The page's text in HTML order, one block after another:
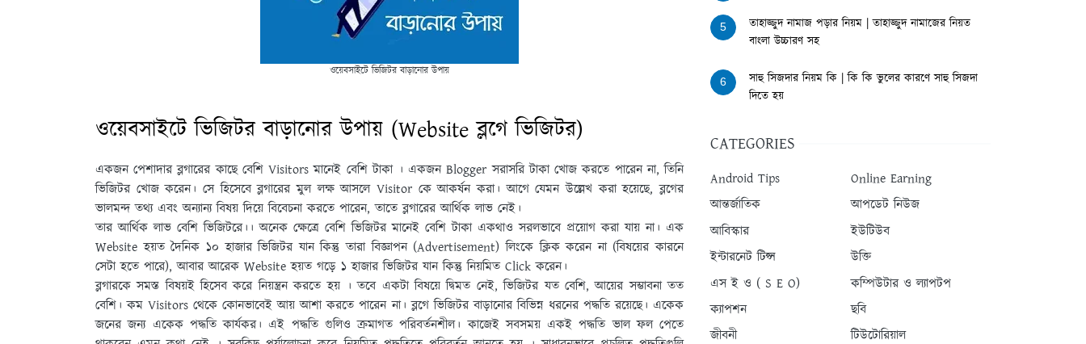
ওয়েবসাইটে ভিজিটর বাড়ানোর উপায়
ওয়েবসাইটে ভিজিটর বাড়ানোর উপায় (Website ব্লগে ভিজিটর)
একজন পেশাদার ব্লগারের কাছে বেশি Visitors মানেই বেশি টাকা । একজন Blogger সরাসরি টাকা খােজ করতে পারেন না, তিনি
ভিজিটর খােজ করেন। সে হিসেবে ব্লগারের মুল লক্ষ আসলে Visitor কে আকর্ষন করা। আগে যেমন উল্লেখ করা হয়েছে, ব্লগের
ভালমন্দ তথ্য এবং অন্যান্য বিষয় দিয়ে বিবেচনা করতে পারেন, তাতে ব্লগারের আর্থিক লাভ নেই।
তার আর্থিক লাভ বেশি ভিজিটরে।। অনেক ক্ষেত্রে বেশি ভিজিটর মানেই বেশি টাকা একথাও সরলভাবে প্রয়ােগ করা যায় না। এক
Website হয়ত দৈনিক ১০ হাজার ভিজিটর যান কিন্তু তারা বিজ্ঞাপন (Advertisement) লিংকে ক্লিক করেন না (বিষয়ের কারনে
সেটা হতে পারে), আবার আরেক Website হয়ত গড়ে ১ হাজার ভিজিটর যান কিন্তু নিয়মিত Click করেন।
ব্লগারকে সমস্ত বিষয়ই হিসেব করে নিয়ন্ত্রন করতে হয় । তবে একটা বিষয়ে দ্বিমত নেই, ভিজিটর যত বেশি, আয়ের সম্ভাবনা তত
বেশি। কম Visitors থেকে কোনভাবেই আয় আশা করতে পারেন না। ব্লগে ভিজিটর বাড়ানাের বিভিন্ন ধরনের পদ্ধতি রয়েছে। একেক
জনের জন্য একেক পদ্ধতি কার্যকর। এই পদ্ধতি গুলিও ক্রমাগত পরিবর্তনশীল। কাজেই সবসময় একই পদ্ধতি ভাল ফল পেতে
5
তাহাজ্জুদ নামাজ পড়ার নিয়ম | তাহাজ্জুদ নামাজের নিয়ত
বাংলা উচ্চারণ সহ
6
সাহু সিজদার নিয়ম কি | কি কি ভুলের কারণে সাহু সিজদা
দিতে হয়
CATEGORIES
Android Tips
Online Earning
আন্তর্জাতিক
আপডেট নিউজ
আবিস্কার
ইউটিউব
ইন্টারনেট টিপ্স
উক্তি
এস ই ও ( S E O)
কম্পিউটার ও ল্যাপটপ
ক্যাপশন
ছবি
জীবনী
টিউটোরিয়াল